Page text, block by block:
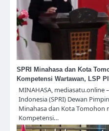
SPRI Minahasa dan Kota
Kompetensi Wartawan, LSP
MINAHASA, mediasatu.online
Indonesia (SPRI) Dewan
Minahasa dan Kota Tomohon
Kompetensi…